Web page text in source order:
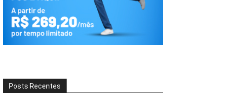
Posts Recentes